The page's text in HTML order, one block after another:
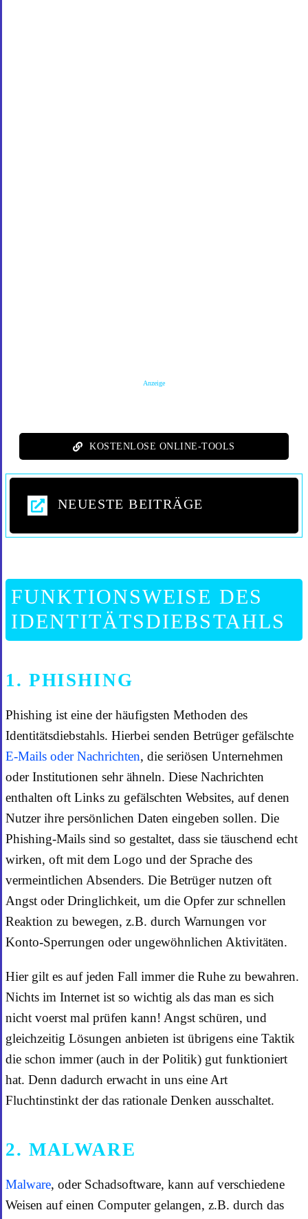
Anzeige
KOSTENLOSE ONLINE-TOOLS
NEUESTE BEITRÄGE
FUNKTIONSWEISE DES
IDENTITÄTSDIEBSTAHLS
1. PHISHING
Phishing ist eine der häufigsten Methoden des
Identitätsdiebstahls. Hierbei senden Betrüger gefälschte
E-Mails oder Nachrichten, die seriösen Unternehmen
oder Institutionen sehr ähneln. Diese Nachrichten
enthalten oft Links zu gefälschten Websites, auf denen
Nutzer ihre persönlichen Daten eingeben sollen. Die
Phishing-Mails sind so gestaltet, dass sie täuschend echt
wirken, oft mit dem Logo und der Sprache des
vermeintlichen Absenders. Die Betrüger nutzen oft
Angst oder Dringlichkeit, um die Opfer zur schnellen
Reaktion zu bewegen, z.B. durch Warnungen vor
Konto-Sperrungen oder ungewöhnlichen Aktivitäten.
Hier gilt es auf jeden Fall immer die Ruhe zu bewahren.
Nichts im Internet ist so wichtig als das man es sich
nicht voerst mal prüfen kann! Angst schüren, und
gleichzeitig Lösungen anbieten ist übrigens eine Taktik
die schon immer (auch in der Politik) gut funktioniert
hat. Denn dadurch erwacht in uns eine Art
Fluchtinstinkt der das rationale Denken ausschaltet.
2. MALWARE
Malware, oder Schadsoftware, kann auf verschiedene
Weisen auf einen Computer gelangen, z.B. durch das